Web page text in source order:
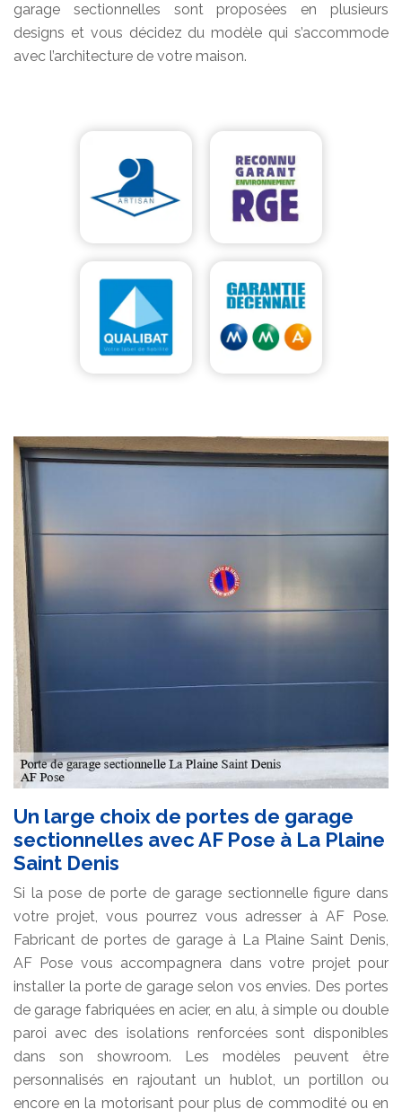
garage sectionnelles sont proposées en plusieurs
designs et vous décidez du modèle qui s’accommode
avec l’architecture de votre maison.
Un large choix de portes de garage
sectionnelles avec AF Pose à La Plaine
Saint Denis
Si la pose de porte de garage sectionnelle figure dans
votre projet, vous pourrez vous adresser à AF Pose.
Fabricant de portes de garage à La Plaine Saint Denis,
AF Pose vous accompagnera dans votre projet pour
installer la porte de garage selon vos envies. Des portes
de garage fabriquées en acier, en alu, à simple ou double
paroi avec des isolations renforcées sont disponibles
dans son showroom. Les modèles peuvent être
personnalisés en rajoutant un hublot, un portillon ou
encore en la motorisant pour plus de commodité ou en